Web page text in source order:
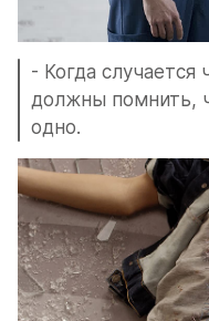
- Когда
должны помнить,
одно.